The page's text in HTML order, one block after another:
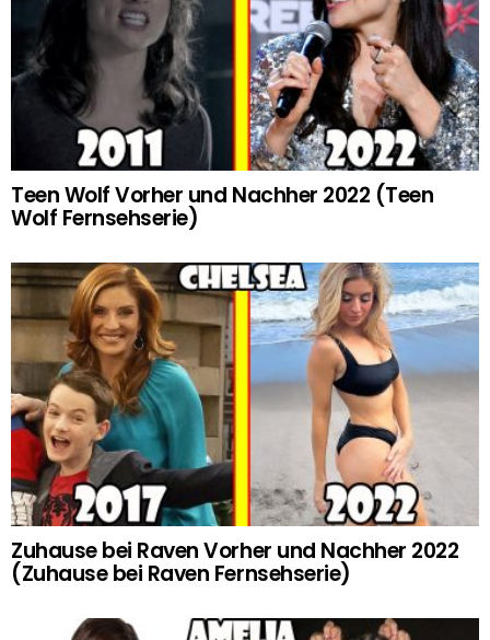
Teen Wolf Vorher und Nachher 2022 (Teen
Wolf Fernsehserie)
Zuhause bei Raven Vorher und Nachher 2022
(Zuhause bei Raven Fernsehserie)